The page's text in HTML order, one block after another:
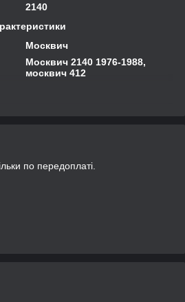
2140
Москвич
Москвич 2140 1976-1988,
москвич 412
по передоплаті.